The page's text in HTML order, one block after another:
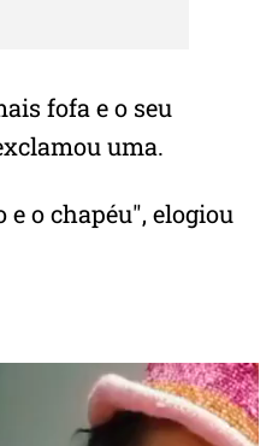
fofa e o seu
uma.
o chapéu", elogiou